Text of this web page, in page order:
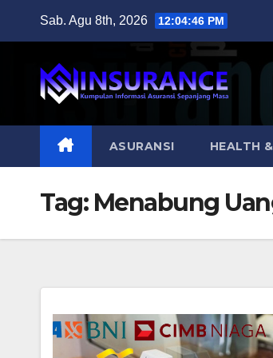
Sab. Agu 8th, 2026 12:04:47 PM
ASURANSI HEALTH
Tag: Menabung